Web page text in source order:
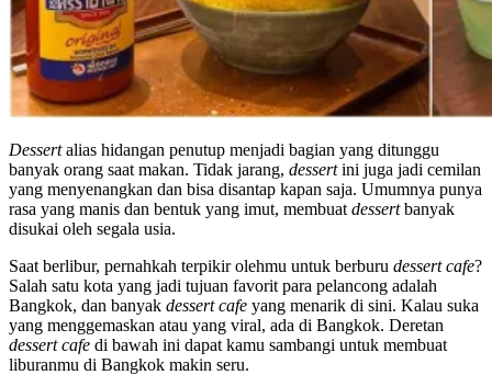
Dessertalias hidangan penutup menjadi bagian yang ditunggu
banyak orang saat makan. Tidak jarang, dessertini juga jadi cemilan
yang menyenangkan dan bisa disantap kapan saja. Umumnya punya
rasa yang manis dan bentuk yang imut, membuat dessertbanyak
disukai oleh segala usia.
Saat berlibur, pernahkah terpikir olehmu untuk berburu dessert cafe?
Salah satu kota yang jadi tujuan favorit para pelancong adalah
Bangkok, dan banyak dessert cafe yang menarik di sini. Kalau suka
yang menggemaskan atau yang viral, ada di Bangkok. Deretan
dessert cafe di bawah ini dapat kamu sambangi untuk membuat
liburanmu di Bangkok makin seru.